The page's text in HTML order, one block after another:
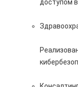
доступом